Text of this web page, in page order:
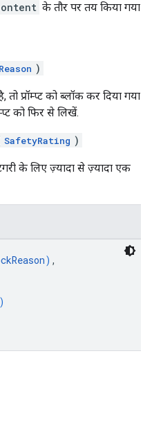
के तौर पर तय किया गया
)
प्रॉम्प्ट को ब्लॉक कर दिया गया
को फिर से लिखें.
SafetyRating )
के लिए ज़्यादा से ज़्यादा एक
) ,
)